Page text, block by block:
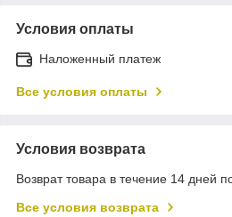
Условия оплаты
Наложенный платеж
Все условия оплаты
Условия возврата
Возврат товара в течение 14 дней
Все условия возврата